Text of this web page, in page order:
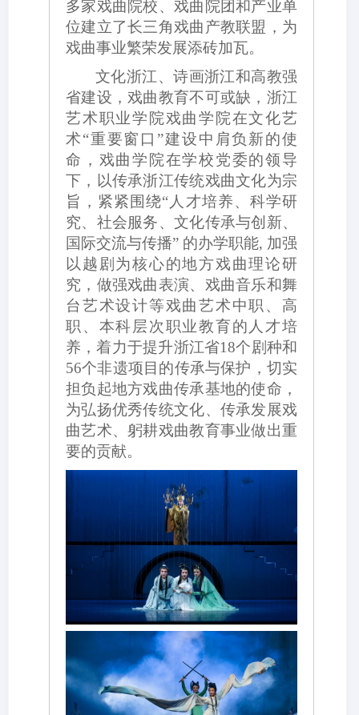
多家戏曲院校、戏曲院团和产业单
位建立了长三角戏曲产教联盟，为
戏曲事业繁荣发展添砖加瓦。
文化浙江、诗画浙江和高教强
省建设，戏曲教育不可或缺，浙江
艺术职业学院戏曲学院在文化艺
术“重要窗口”建设中肩负新的使
命，戏曲学院在学校党委的领导
下，以传承浙江传统戏曲文化为宗
旨，紧紧围绕“人才培养、科学研
究、社会服务、文化传承与创新、
国际交流与传播” 的办学职能, 加强
以越剧为核心的地方戏曲理论研
究，做强戏曲表演、戏曲音乐和舞
台艺术设计等戏曲艺术中职、高
职、本科层次职业教育的人才培
养，着力于提升浙江省18个剧种和
56个非遗项目的传承与保护，切实
担负起地方戏曲传承基地的使命，
为弘扬优秀传统文化、传承发展戏
曲艺术、躬耕戏曲教育事业做出重
要的贡献。